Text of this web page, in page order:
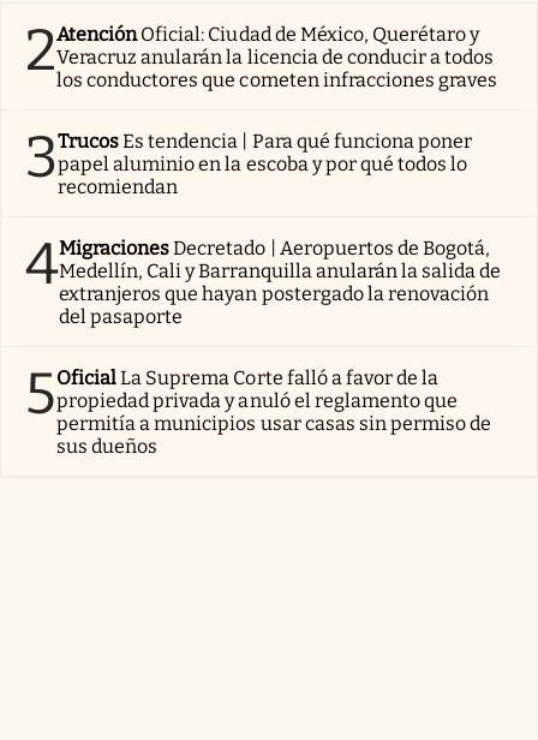
2AtenciónOficial: Ciudad de México, Querétaro y
Veracruz anularán la licencia de conducir a todos
los conductores que cometen infracciones graves
3TrucosEs tendencia | Para qué funciona poner
papel aluminio en la escoba y por qué todos lo
recomiendan
4MigracionesDecretado | Aeropuertos de Bogotá,
Medellín, Cali y Barranquilla anularán la salida de
extranjeros que hayan postergado la renovación
del pasaporte
5OficialLa Suprema Corte falló a favor de la
propiedad privada y anuló el reglamento que
permitía a municipios usar casas sin permiso de
sus dueños